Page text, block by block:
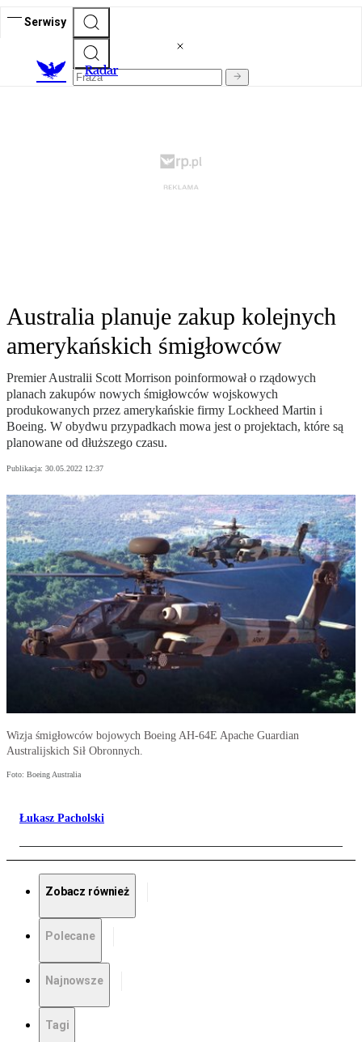
Serwisy
Radar
Australia planuje zakup kolejnych
amerykańskich śmigłowców
Premier Australii Scott Morrison poinformował o rządowych
planach zakupów nowych śmigłowców wojskowych
produkowanych przez amerykańskie firmy Lockheed Martin i
Boeing. W obydwu przypadkach mowa jest o projektach, które są
planowane od dłuższego czasu.
Publikacja: 30.05.2022 12:37
Wizja śmigłowców bojowych Boeing AH-64E Apache Guardian
Australijskich Sił Obronnych.
Foto: Boeing Australia
Łukasz Pacholski
Zobacz również
Polecane
Najnowsze
Tagi